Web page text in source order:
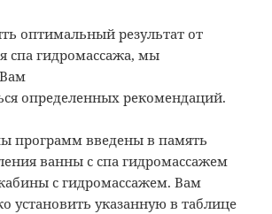
оптимальный результат от
спа гидромассажа, мы
определенных рекомендаций.
программ введены в память
ванны с спа гидромассажем
с гидромассажем. Вам
установить указанную в таблице